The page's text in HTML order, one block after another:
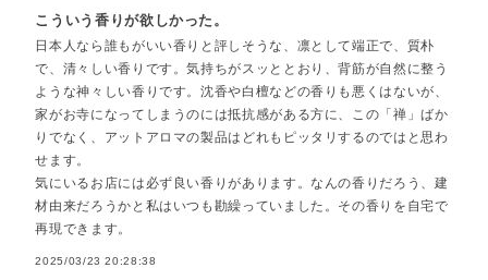
こういう香りが欲しかった。
日本人なら誰もがいい香りと評しそうな、凛として端正で、質朴
で、清々しい香りです。気持ちがスッととおり、背筋が自然に整う
ような神々しい香りです。沈香や白檀などの香りも悪くはないが、
家がお寺になってしまうのには抵抗感がある方に、この「禅」ばか
りでなく、アットアロマの製品はどれもピッタリするのではと思わ
せます。
気にいるお店には必ず良い香りがあります。なんの香りだろう、建
材由来だろうかと私はいつも勘繰っていました。その香りを自宅で
再現できます。
2025/03/23 20:28:38